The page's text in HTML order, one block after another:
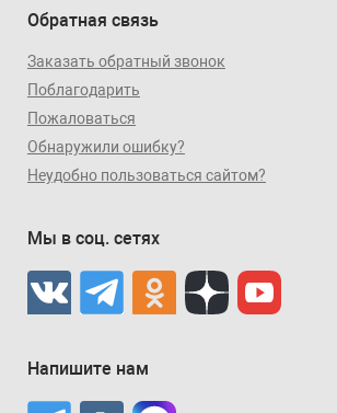
Обратная связь
Заказать обратный звонок
Поблагодарить
Пожаловаться
Обнаружили ошибку?
Неудобно пользоваться сайтом?
Мы в соц. сетях
Напишите нам